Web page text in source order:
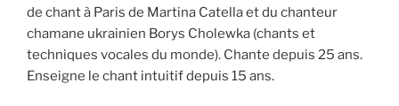
de chant à Paris de Martina Catella et du chanteur
chamane ukrainien Borys Cholewka (chants et
techniques vocales du monde). Chante depuis 25 ans.
Enseigne le chant intuitif depuis 15 ans.